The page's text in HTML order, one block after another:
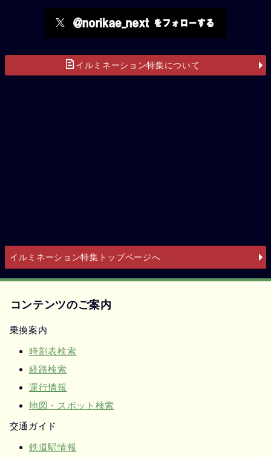
イルミネーション特集について
イルミネーション特集トップページへ
コンテンツのご案内
乗換案内
時刻表検索
経路検索
運行情報
地図・スポット検索
交通ガイド
鉄道駅情報